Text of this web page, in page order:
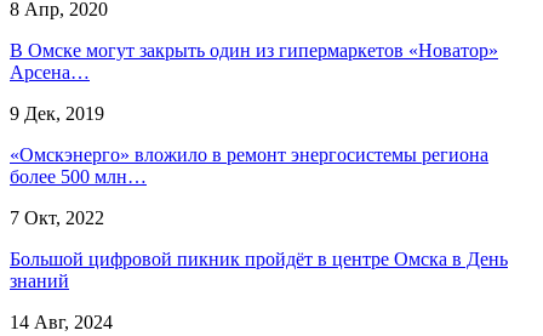
8 Апр, 2020
В Омске могут закрыть один из гипермаркетов «Новатор»
Арсена…
9 Дек, 2019
«Омскэнерго» вложило в ремонт энергосистемы региона
более 500 млн…
7 Окт, 2022
Большой цифровой пикник пройдёт в центре Омска в День
знаний
14 Авг, 2024